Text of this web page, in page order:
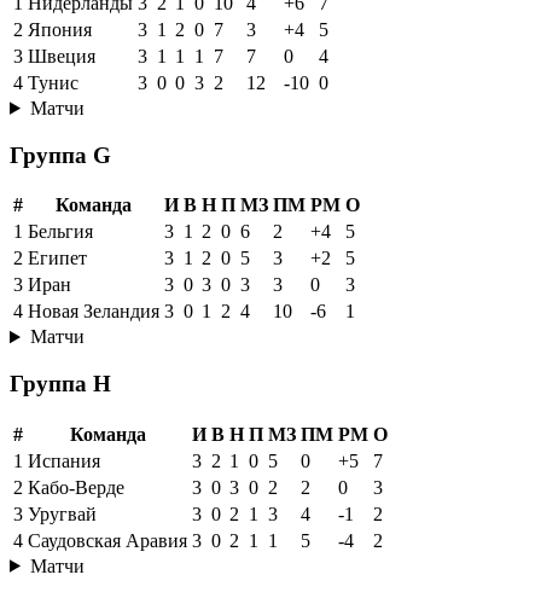
2 Япония 3 1 2 0 7 3 +4
5
3 Швеция 3 1 1 1 7 7 0
4
4 Тунис 3 0 0 3 2 12 -10 0
Матчи
Группа G
# Команда И В Н П МЗ ПМ РМ О
1 Бельгия 3 1 2 0 6 2 +4
5
2 Египет 3 1 2 0 5 3 +2
5
3 Иран 3 0 3 0 3 3 0
3
4 Новая Зеландия 3 0 1 2 4 10 -6
1
Матчи
Группа H
# Команда И В Н П МЗ ПМ РМ О
1 Испания 3 2 1 0 5 0 +5
7
2 Кабо-Верде 3 0 3 0 2 2 0
3
3 Уругвай 3 0 2 1 3 4 -1
2
4 Саудовская Аравия 3 0 2 1 1 5 -4
2
Матчи